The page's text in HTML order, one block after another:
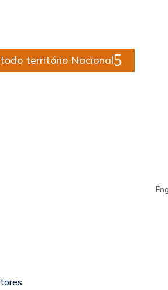
território Nacional